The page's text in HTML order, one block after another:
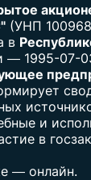
(УНП
в
— 1995-07-
и
в
— онлайн.